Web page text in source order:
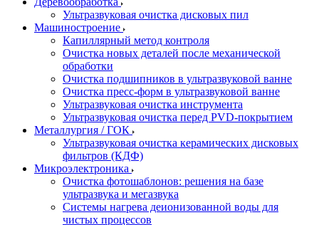
Ультразвуковая очистка дисковых пил
Машиностроение
Капиллярный метод контроля
Очистка новых деталей после механической
обработки
Очистка подшипников в ультразвуковой ванне
Очистка пресс-форм в ультразвуковой ванне
Ультразвуковая очистка инструмента
Ультразвуковая очистка перед PVD-покрытием
Металлургия / ГОК
Ультразвуковая очистка керамических дисковых
фильтров (КДФ)
Микроэлектроника
Очистка фотошаблонов: решения на базе
ультразвука и мегазвука
Системы нагрева деионизованной воды для
чистых процессов